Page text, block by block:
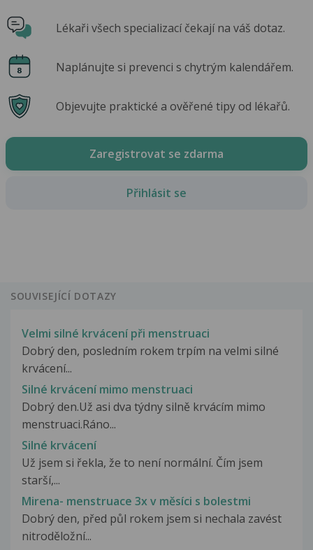
Lékaři všech specializací čekají na váš dotaz.
Naplánujte si prevenci s chytrým kalendářem.
Objevujte praktické a ověřené tipy od lékařů.
Zaregistrovat se zdarma
Přihlásit se
SOUVISEJÍCÍ DOTAZY
Velmi silné krvácení při menstruaci
Dobrý den, posledním rokem trpím na velmi silné
krvácení...
Silné krvácení mimo menstruaci
Dobrý den.Už asi dva týdny silně krvácím mimo
menstruaci.Ráno...
Silné krvácení
Už jsem si řekla, že to není normální. Čím jsem
starší,...
Mirena- menstruace 3x v měsíci s bolestmi
Dobrý den, před půl rokem jsem si nechala zavést
nitroděložní...